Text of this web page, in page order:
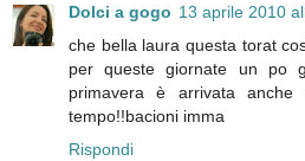
Dolci a gogo 13 aprile 2010
che bella laura questa torat
per queste giornate un po
primavera è arrivata
tempo!!bacioni imma
Rispondi